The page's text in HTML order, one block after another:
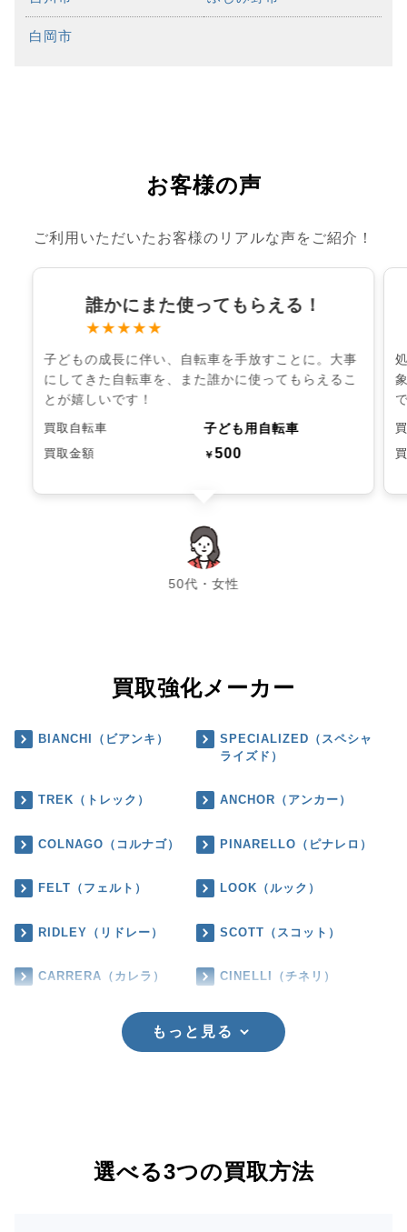
白岡市
お客様の声
ご利用いただいたお客様のリアルな声をご紹介！
誰かにまた使ってもらえる！
★★★★★
子どもの成長に伴い、自転車を手放すことに。大事
にしてきた自転車を、また誰かに使ってもらえるこ
とが嬉しいです！
買取自転車 子ども用自転車
買取金額 ￥500
50代・女性
chevron_left chevron_right
買取強化メーカー
BIANCHI（ビアンキ）
SPECIALIZED（スペシャ
ライズド）
TREK（トレック） ANCHOR（アンカー）
COLNAGO（コルナゴ） PINARELLO（ピナレロ）
FELT（フェルト） LOOK（ルック）
RIDLEY（リドレー） SCOTT（スコット）
CARRERA（カレラ） CINELLI（チネリ）
もっと見る
選べる3つの買取方法